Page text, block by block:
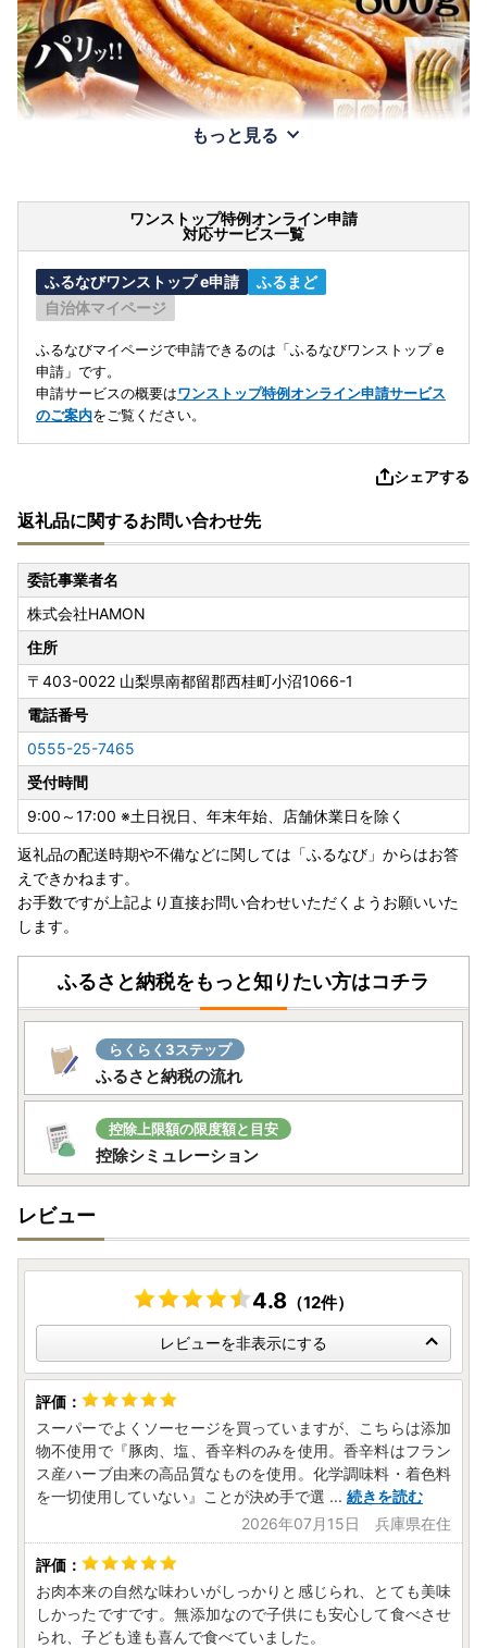
もっと見る
ワンストップ特例オンライン申請
対応サービス一覧
ふるなびワンストップ e申請
ふるまど
自治体マイページ
ふるなびマイページで申請できるのは「ふるなびワンストップ e
申請」です。
申請サービスの概要はワンストップ特例オンライン申請サービス
のご案内をご覧ください。
シェアする
返礼品に関するお問い合わせ先
委託事業者名
株式会社HAMON
住所
〒403-0022 山梨県南都留郡西桂町小沼1066-1
電話番号
0555-25-7465
受付時間
9:00～17:00 ※土日祝日、年末年始、店舗休業日を除く
返礼品の配送時期や不備などに関しては「ふるなび」からはお答
えできかねます。
お手数ですが上記より直接お問い合わせいただくようお願いいた
します。
ふるさと納税をもっと知りたい方はコチラ
らくらく3ステップ
ふるさと納税の流れ
控除上限額の限度額と目安
控除シミュレーション
レビュー
4.8 （12件）
レビューを非表示にする
スーパーでよくソーセージを買っていますが、こちらは添加
物不使用で『豚肉、塩、香辛料のみを使用。香辛料はフラン
ス産ハーブ由来の高品質なものを使用。化学調味料・着色料
を一切使用していない』ことが決め手で選 ... 続きを読む
2026年07月15日 兵庫県在住
お肉本来の自然な味わいがしっかりと感じられ、とても美味
しかったですです。無添加なので子供にも安心して食べさせ
られ、子ども達も喜んで食べていました。